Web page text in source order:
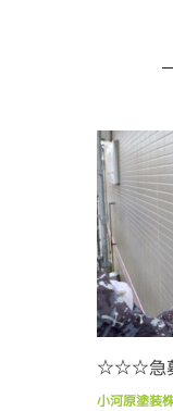
☆☆☆急
小河原塗装